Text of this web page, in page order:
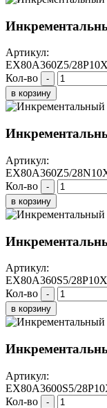
Артикул:
EX80A360Z5/
Кол-во
-
в корзину
Артикул:
EX80A360Z5/
Кол-во
-
в корзину
Артикул:
EX80A360S5/
Кол-во
-
в корзину
Артикул:
EX80A3600S5/
Кол-во
-